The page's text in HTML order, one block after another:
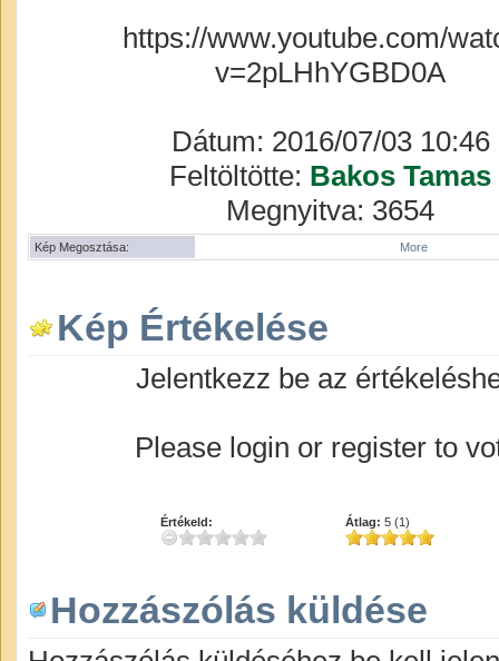
https://www.youtube.com/
v=2pLHhYGBD0A
Dátum: 2016/07/03 10:46
Feltöltötte: Bakos Tamas
Megnyitva: 3654
Kép Megosztása: More
Kép Értékelése
Jelentkezz be az
Please login or register to
Értékeld: Átlag: 5 (1)
Hozzászólás küldése